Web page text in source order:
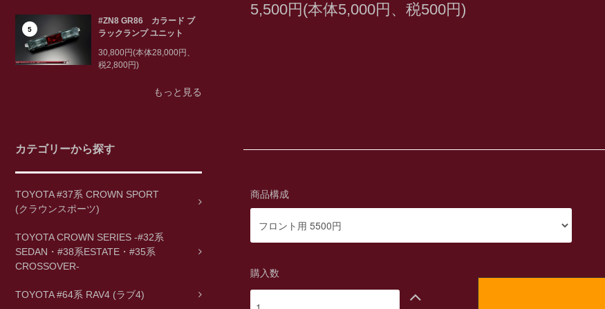
5
#ZN8 GR86 カラード ブ
ラックランプ ユニット
30,800円(本体28,000円、
税2,800円)
もっと見る
カテゴリーから探す
TOYOTA #37系 CROWN SPORT
(クラウンスポーツ)
TOYOTA CROWN SERIES -#32系
SEDAN・#38系ESTATE・#35系
CROSSOVER-
TOYOTA #64系 RAV4 (ラブ4)
5,500円(本体5,000円、税500円)
商品構成
購入数